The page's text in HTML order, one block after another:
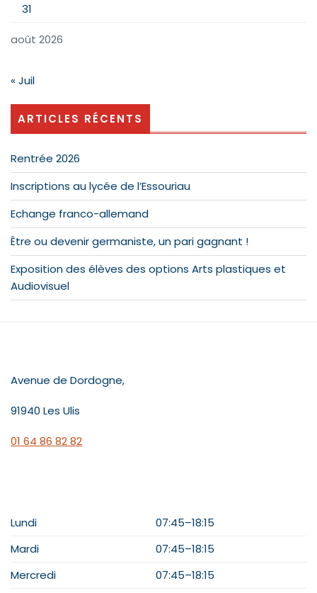
août 2026
31
« Juil
ARTICLES RÉCENTS
Rentrée 2026
Inscriptions au lycée de l’Essouriau
Echange franco-allemand
Être ou devenir germaniste, un pari gagnant !
Exposition des élèves des options Arts plastiques et
Audiovisuel
Avenue de Dordogne,
91940 Les Ulis
01 64 86 82 82
Lundi
07:45–18:15
Mardi
07:45–18:15
Mercredi
07:45–18:15